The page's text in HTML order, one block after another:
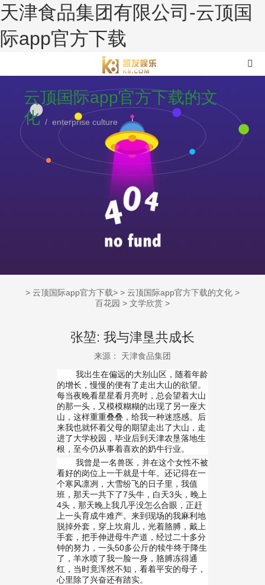
天津食品集团有限公司-云顶国
际app官方下载
云顶国际app官方下载的文
化 / enterprise culture
> 云顶国际app官方下载> > 云顶国际app官方下载的文化 >
百花园 > 文学欣赏 >
张堃: 我与津垦共成长
来源： 天津食品集团
我出生在偏远的大别山区，随着年龄
的增长，慢慢的便有了走出大山的欲望。
每当夜晚看星星看月亮时，总会望着大山
的那一头，又模模糊糊的出现了另一座大
山，这样重重叠叠，给我一种迷惑感。后
来我也就怀着父母的期望走出了大山，走
进了大学校园，毕业后到天津农垦落地生
根，至今仍从事着喜欢的奶牛行业。
我曾是一名兽医，并在这个女性不被
看好的岗位上一干就是十年。还记得在一
个寒风凛冽，大雪纷飞的日子里，我值
班，那天一共下了7头牛，白天3头，晚上
4头，那天晚上我几乎没怎么合眼，正赶
上一头育成牛难产。来到现场的我麻利地
脱掉外套，穿上坎肩儿，光着胳膊，戴上
手套，把手伸进母牛产道，经过二十多分
钟的努力，一头50多公斤的犊牛终于降生
了，羊水喷了我一脸一身，胳膊冻得通
红，当时竟浑然不知，看着平安的母子，
心里除了兴奋还有踏实。